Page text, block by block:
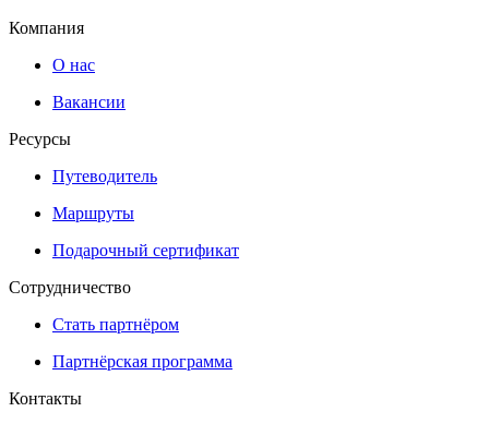
Компания
О нас
Вакансии
Ресурсы
Путеводитель
Маршруты
Подарочный сертификат
Сотрудничество
Стать партнёром
Партнёрская программа
Контакты